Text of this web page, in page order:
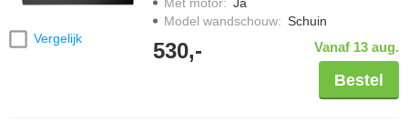
Vergelijk
Model wandschouw: Schuin
530,- Vanaf 13 aug.
Bestel